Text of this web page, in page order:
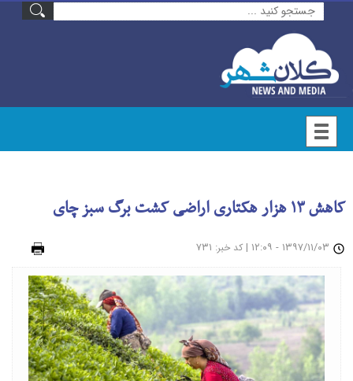
کاهش ۱۳ هزار هکتاری اراضی کشت برگ سبز چای
| کد خبر: ۷۳۱